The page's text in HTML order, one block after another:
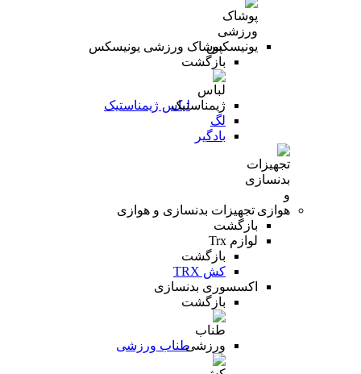
پوشاک ورزشی یونیسکس
بازگشت
لباس ژیمناستیک
لگ
بادگیر
تجهیزات بدنسازی و هوازی
بازگشت
لوازم Trx
بازگشت
کش TRX
اکسسوری بدنسازی
بازگشت
طناب ورزشی